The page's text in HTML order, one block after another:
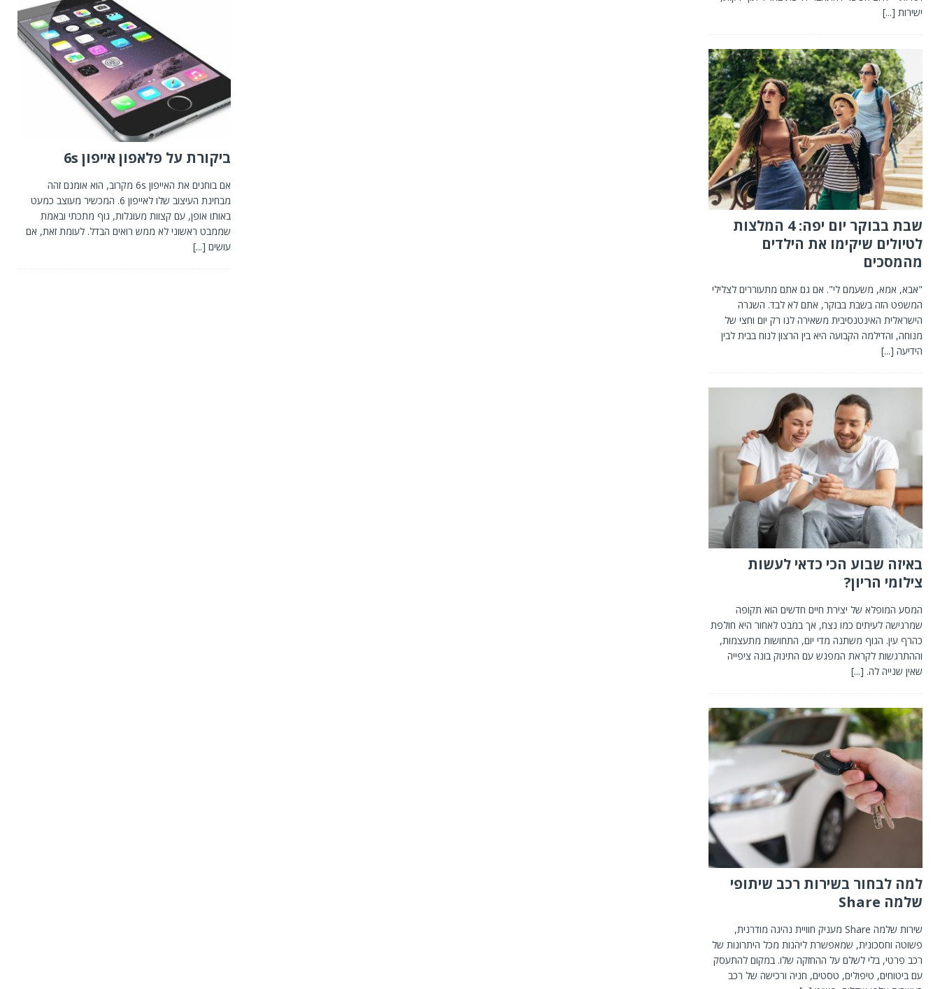
ישירות [...]
שבת בבוקר יום יפה: 4 המלצות
לטיולים שיקימו את הילדים
מהמסכים
"אבא, אמא, משעמם לי". אם גם אתם מתעוררים לצלילי
המשפט הזה בשבת בבוקר, אתם לא לבד. השגרה
הישראלית האינטנסיבית משאירה לנו רק יום וחצי של
מנוחה, והדילמה הקבועה היא בין הרצון לנוח בבית לבין
הידיעה [...]
באיזה שבוע הכי כדאי לעשות
צילומי הריון?
המסע המופלא של יצירת חיים חדשים הוא תקופה
שמרגישה לעיתים כמו נצח, אך במבט לאחור היא חולפת
כהרף עין. הגוף משתנה מדי יום, התחושות מתעצמות,
וההתרגשות לקראת המפגש עם התינוק בונה ציפייה
שאין שנייה לה. [...]
למה לבחור בשירות רכב שיתופי
שלמה Share
שירות שלמה Share מעניק חוויית נהיגה מודרנית,
פשוטה וחסכונית, שמאפשרת ליהנות מכל היתרונות של
רכב פרטי, בלי לשלם על ההחזקה שלו. במקום להתעסק
עם ביטוחים, טיפולים, טסטים, חניה ורכישה של רכב
ביקורת על פלאפון אייפון 6s
אם בוחנים את האייפון 6s מקרוב, הוא אומנם זהה
מבחינת העיצוב שלו לאייפון 6. המכשיר מעוצב כמעט
באותו אופן, עם קצוות מעוגלות, גוף מתכתי ובאמת
שממבט ראשוני לא ממש רואים הבדל. לעומת זאת, אם
עושים [...]